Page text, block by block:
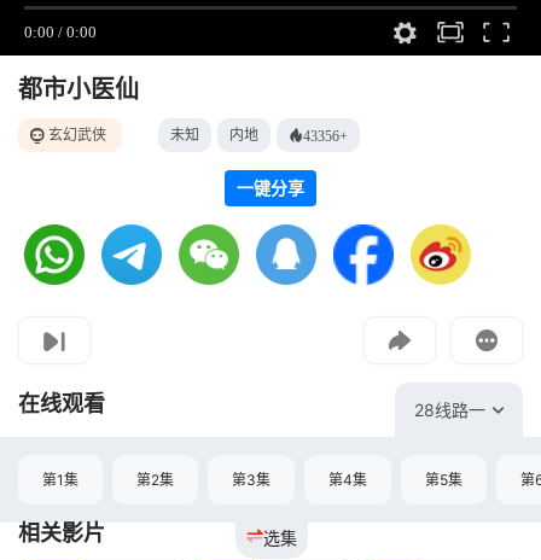
都市小医仙
玄幻武侠 未知 内地 43356+
一键分享
视频报错
如果是遇到无法播放请提交反馈
教程：把手机影片投到电视上播放
在线观看 28线路一
选集
第1集 第2集 第3集 第4集 第5集 第
相关影片